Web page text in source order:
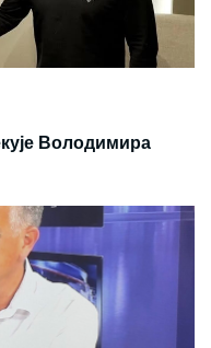
Володимира